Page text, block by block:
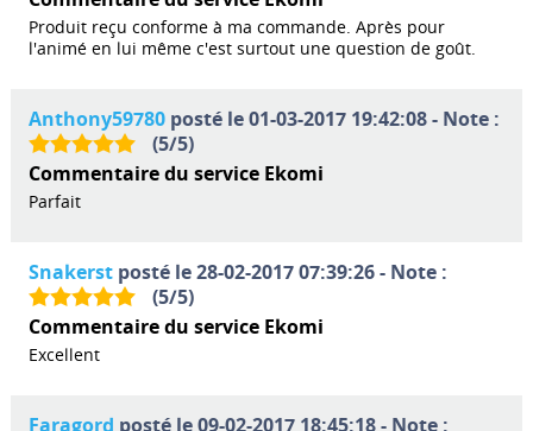
Produit reçu conforme à ma commande. Après pour
l'animé en lui même c'est surtout une question de goût.
Anthony59780posté le 01-03-2017 19:42:08 - Note :
(5/5)
Commentaire du service Ekomi
Parfait
Snakerstposté le 28-02-2017 07:39:26 - Note :
(5/5)
Commentaire du service Ekomi
Excellent
Faragord posté le 09-02-2017 18:45:18 - Note :